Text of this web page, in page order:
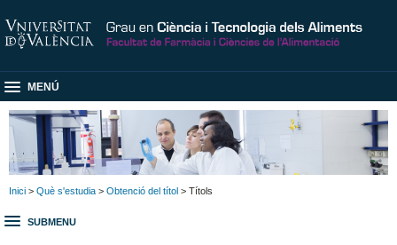
MENÚ
Inici > Què s'estudia > Obtenció del títol > Títols
SUBMENU